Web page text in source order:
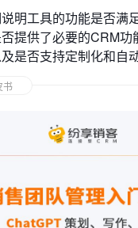
明工具的功能是否满
提供了必要的CRM功
是否支持定制化和自
书